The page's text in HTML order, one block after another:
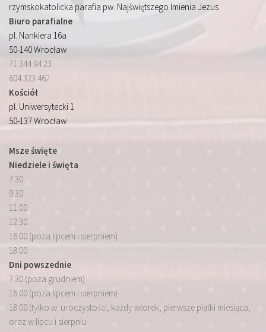
rzymskokatolicka parafia pw. Najświętszego Imienia Jezus
Biuro parafialne
pl. Nankiera 16a
50-140 Wrocław
71 344 94 23
604 323 462
Kościół
pl. Uniwersytecki 1
50-137 Wrocław
Msze święte
Niedziele i święta
7:30
9:30
11:00
12:30
16:00 (poza lipcem i sierpniem)
18:00
Dni powszednie
7:30 (poza grudniem)
16:00 (poza lipcem i sierpniem)
18:00 (tylko w: uroczystości, każdy wtorek, pierwsze piątki miesiąca,
oraz w lipcu i sierpniu